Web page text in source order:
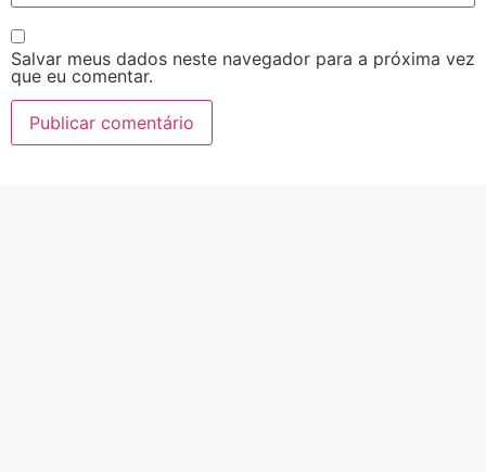
Salvar meus dados neste navegador para a próxima vez
que eu comentar.